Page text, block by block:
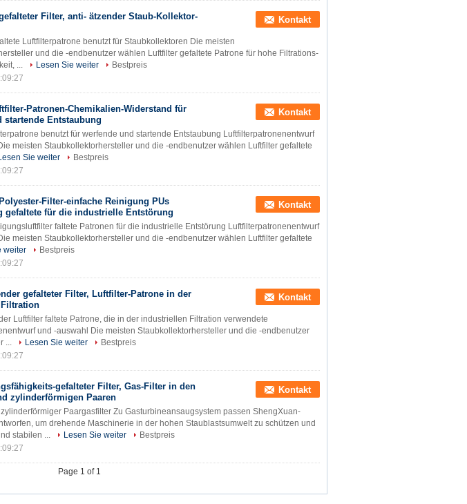
Filter, anti- ätzender Staub-Kollektor-
Kontakt
Luftfilterpatrone benutzt für Staubkollektoren Die meisten
und die -endbenutzer wählen Luftfilter gefaltete Patrone für hohe Filtrations-
...
Lesen Sie weiter
Bestpreis
Patronen-Chemikalien-Widerstand für
startende Entstaubung
Kontakt
benutzt für werfende und startende Entstaubung Luftfilterpatronenentwurf
meisten Staubkollektorhersteller und die -endbenutzer wählen Luftfilter gefaltete
Sie weiter
Bestpreis
Filter-einfache Reinigung PUs
gefaltete für die industrielle Entstörung
Kontakt
faltete Patronen für die industrielle Entstörung Luftfilterpatronenentwurf
meisten Staubkollektorhersteller und die -endbenutzer wählen Luftfilter gefaltete
weiter
Bestpreis
gefalteter Filter, Luftfilter-Patrone in der
Kontakt
Luftfilter faltete Patrone, die in der industriellen Filtration verwendete
und -auswahl Die meisten Staubkollektorhersteller und die -endbenutzer
...
Lesen Sie weiter
Bestpreis
gefalteter Filter, Gas-Filter in den
zylinderförmigen Paaren
Kontakt
Paargasfilter Zu Gasturbineansaugsystem passen ShengXuan-
um drehende Maschinerie in der hohen Staublastsumwelt zu schützen und
stabilen ...
Lesen Sie weiter
Bestpreis
Page 1 of 1